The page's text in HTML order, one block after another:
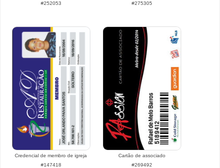
#252053
#275305
Credencial de membro de igreja
#147418
Cartão de associado
#269492